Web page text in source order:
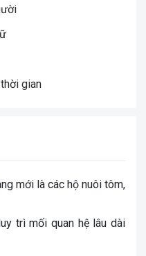
gian
mới là các hộ nuôi tôm,
trì mối quan hệ lâu dài